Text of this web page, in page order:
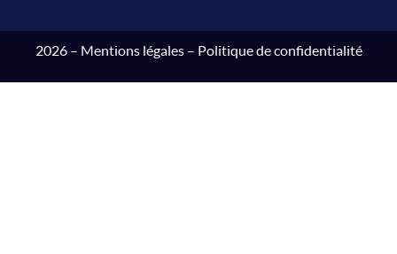
2026 – Mentions légales– Politique de confidentialité